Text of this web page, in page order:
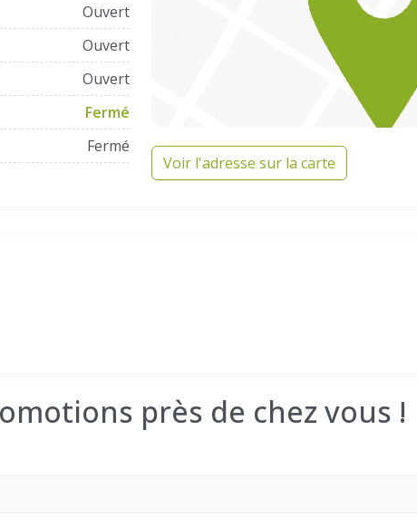
Ouvert
Ouvert
Ouvert
Fermé
Fermé
Voir l'adresse sur la carte
près de chez vous !